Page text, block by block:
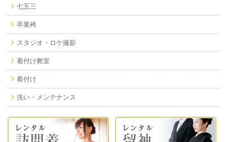
七五三
卒業袴
スタジオ・ロケ撮影
着付け教室
着付け
洗い・メンテナンス